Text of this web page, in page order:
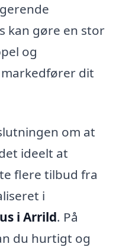
kan gøre en stor
og
dit
om at
ideelt at
flere tilbud fra
i
i Arrild. På
du hurtigt og